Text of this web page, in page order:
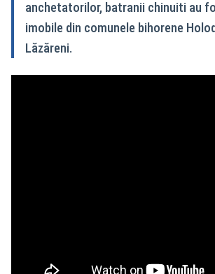
anchetatorilor, batranii chinuiti au
imobile din comunele bihorene
Lăzăreni.